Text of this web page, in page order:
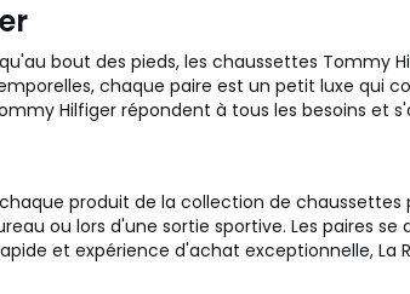
bout des pieds, les chaussettes Tommy
chaque paire est un petit luxe qui
Hilfiger répondent à tous les besoins et
produit de la collection de
ou lors d'une sortie sportive. Les paires
et expérience d'achat exceptionnelle, La